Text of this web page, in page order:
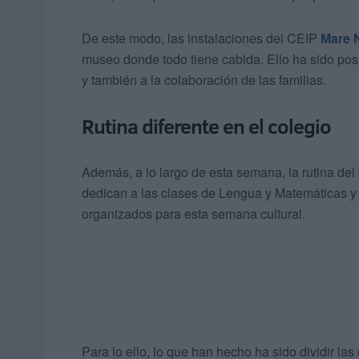
De este modo, las instalaciones del CEIP Mare
museo donde todo tiene cabida. Ello ha sido
y también a la colaboración de las familias.
Rutina diferente en el colegio
Además, a lo largo de esta semana, la rutina
dedican a las clases de Lengua y Matemáticas
organizados para esta semana cultural.
Para lo ello, lo que han hecho ha sido dividir